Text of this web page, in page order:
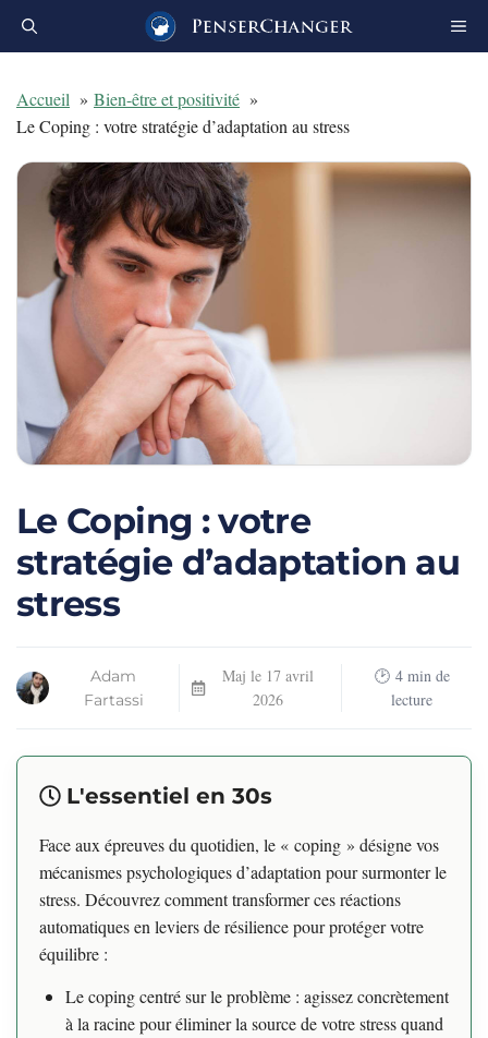
Accueil
Bien-être et positivité
Le Coping : votre stratégie d’adaptation au stress
Le Coping : votre
stratégie d’adaptation au
stress
Adam
Fartassi
Maj le 17 avril
2026
4 min de
lecture
L'essentiel en 30s
Face aux épreuves du quotidien, le « coping » désigne vos
mécanismes psychologiques d’adaptation pour surmonter le
stress. Découvrez comment transformer ces réactions
automatiques en leviers de résilience pour protéger votre
équilibre :
Le coping centré sur le problème : agissez concrètement
à la racine pour éliminer la source de votre stress quand